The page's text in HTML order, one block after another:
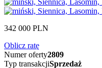
342 000 PLN
Oblicz ratę
Numer oferty2809
Typ transakcjiSprzedaż